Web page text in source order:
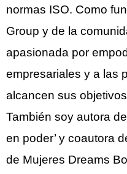
normas ISO. Como
Group y de la
apasionada por
empresariales y a las
alcancen sus
También soy autora
en poder’ y coautora
de Mujeres Dreams